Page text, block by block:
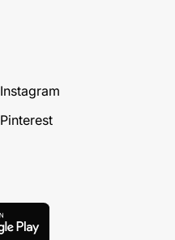
Instagram
Pinterest